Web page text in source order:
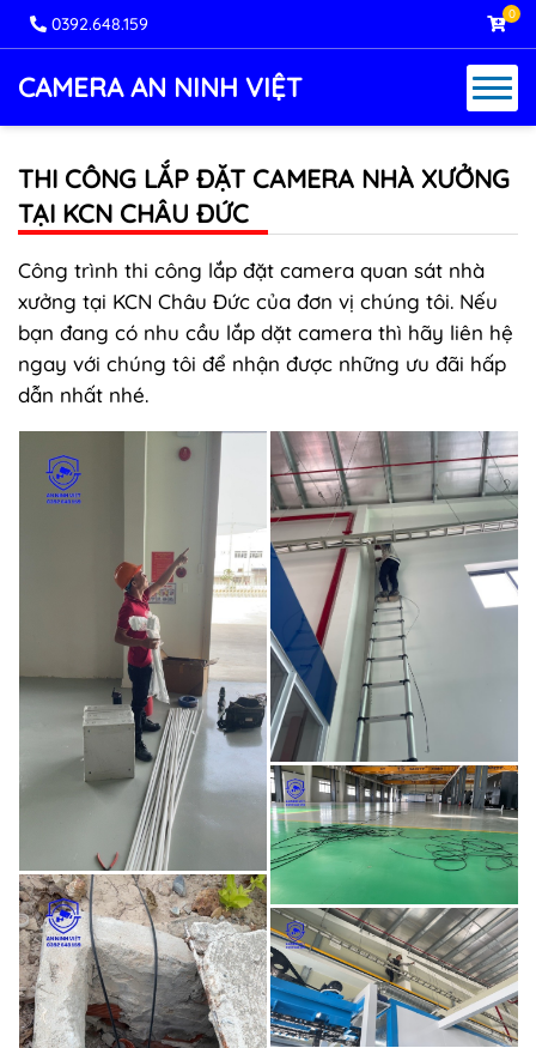
0392.648.159 0
CAMERA AN NINH VIỆT
THI CÔNG LẮP ĐẶT CAMERA NHÀ XƯỞNG
TẠI KCN CHÂU ĐỨC
Công trình thi công lắp đặt camera quan sát nhà
xưởng tại KCN Châu Đức của đơn vị chúng tôi. Nếu
bạn đang có nhu cầu lắp dặt camera thì hãy liên hệ
ngay với chúng tôi để nhận được những ưu đãi hấp
dẫn nhất nhé.